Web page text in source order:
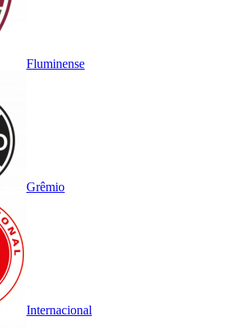
Fluminense
Grêmio
Internacional